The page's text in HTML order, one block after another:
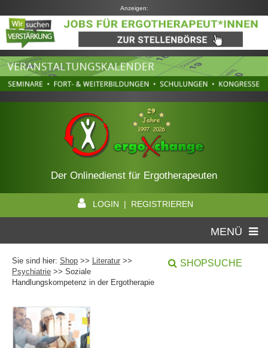
Anzeigen:
Der Onlinedienst für Ergotherapeuten
LOGIN | REGISTRIEREN
MENÜ
Sie sind hier: Shop >> Literatur >>
Psychiatrie >> Soziale
Handlungskompetenz in der Ergotherapie
SHOPSUCHE